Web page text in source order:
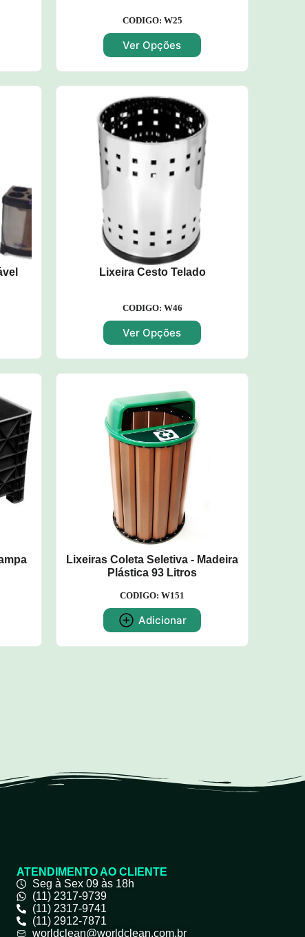
CODIGO: W25
Ver Opções
Lixeira Cesto Telado
CODIGO: W46
Ver Opções
Lixeiras Coleta Seletiva - Madeira
Plástica 93 Litros
CODIGO: W151
Adicionar
ATENDIMENTO AO CLIENTE
Seg à Sex 09 às 18h
(11) 2317-9739
(11) 2317-9741
(11) 2912-7871
worldclean@worldclean.com.br